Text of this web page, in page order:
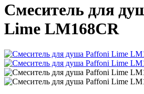
Смеситель для
Lime LM168CR